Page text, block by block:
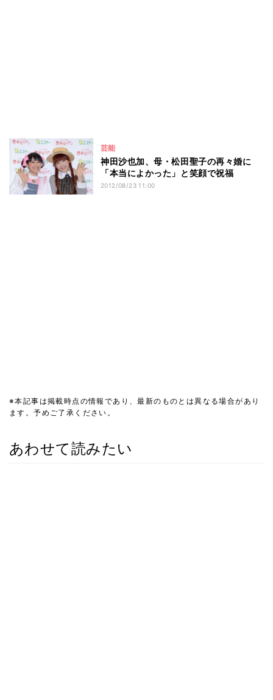
芸能
神田沙也加、母・松田聖子の再々婚に
「本当によかった」と笑顔で祝福
2012/08/23 11:00
※本記事は掲載時点の情報であり、最新のものとは異なる場合があり
ます。予めご了承ください。
あわせて読みたい